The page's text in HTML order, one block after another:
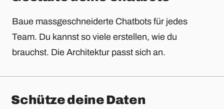
Baue massgeschneiderte Chatbots für jedes
Team. Du kannst so viele erstellen, wie du
brauchst. Die Architektur passt sich an.
Schütze deine Daten